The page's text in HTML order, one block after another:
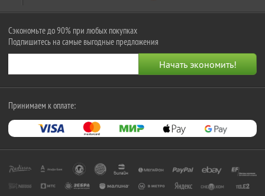
Сэкономьте до 90% при любых покупках
Подпишитесь на самые выгодные предложения
Принимаем к оплате: